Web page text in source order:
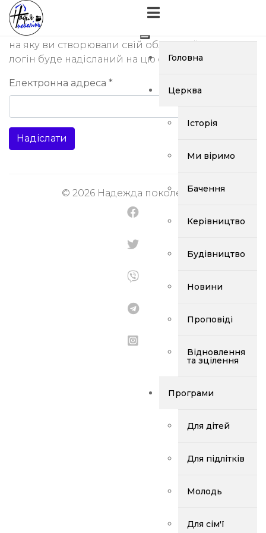
Головна
Церква
Історія
Ми віримо
Бачення
Керівництво
Будівництво
Новини
Проповіді
Відновлення
та зцілення
Програми
Для дітей
Для підлітків
Молодь
Для сім'ї
Будь ласка, введіть адресу електронної пошти,
на яку ви створювали свій обліковий запис. ваш
логін буде надісланий на цю електронну адресу.
Електронна адреса *
Надіслати
© 2026 Надежда поколений.